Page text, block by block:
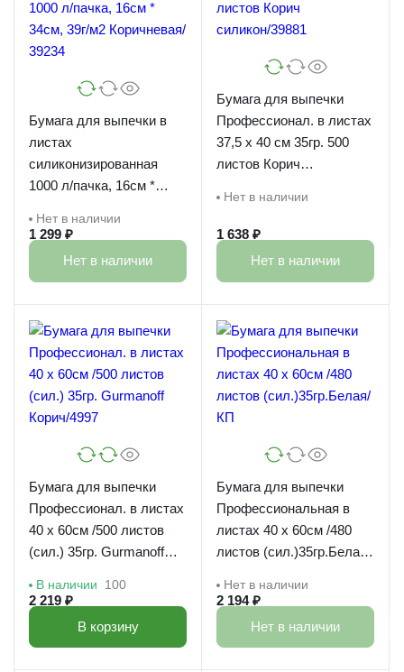
Бумага для выпечки в
листах
силиконизированная
1000 л/пачка, 16см *
39234
Нет в наличии
1 299 ₽
Нет в наличии
Бумага для выпечки
Профессионал. в листах
37,5 х 40 см 35гр. 500
листов Корич
Нет в наличии
1 638 ₽
Нет в наличии
Бумага для выпечки
Профессионал. в листах
40 х 60см /500 листов
(сил.) 35гр. Gurmanoff
В наличии 100
2 219 ₽
В корзину
Бумага для выпечки
Профессиональная в
листах 40 х 60см /480
листов (сил.)35гр.Белая/
Нет в наличии
2 194 ₽
Нет в наличии